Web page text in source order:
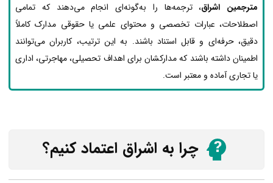
مترجمین اشراق، ترجمه‌ها را به‌گونه‌ای انجام می‌دهند که تمامی
اصطلاحات، عبارات تخصصی و محتوای علمی یا حقوقی مدارک کاملاً
دقیق، حرفه‌ای و قابل استناد باشند. به این ترتیب، کاربران می‌توانند
اطمینان داشته باشند که مدارکشان برای اهداف تحصیلی، مهاجرتی، اداری
یا تجاری آماده و معتبر است.
چرا به اشراق اعتماد کنیم؟